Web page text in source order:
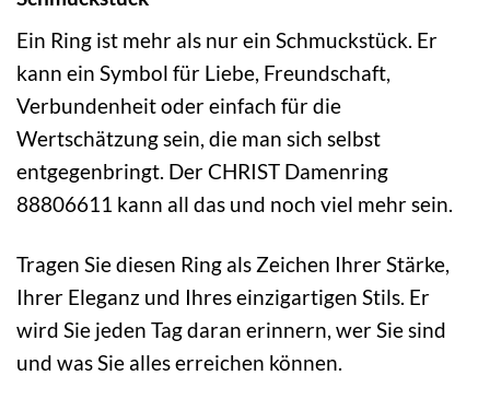
Ein Ring ist mehr als nur ein Schmuckstück. Er
kann ein Symbol für Liebe, Freundschaft,
Verbundenheit oder einfach für die
Wertschätzung sein, die man sich selbst
entgegenbringt. Der CHRIST Damenring
88806611 kann all das und noch viel mehr sein.
Tragen Sie diesen Ring als Zeichen Ihrer Stärke,
Ihrer Eleganz und Ihres einzigartigen Stils. Er
wird Sie jeden Tag daran erinnern, wer Sie sind
und was Sie alles erreichen können.